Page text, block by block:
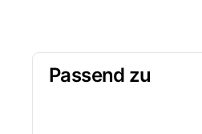
Passend zu